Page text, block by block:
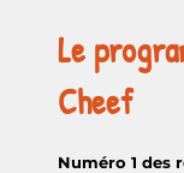
Le
Cheef
Numéro 1 des